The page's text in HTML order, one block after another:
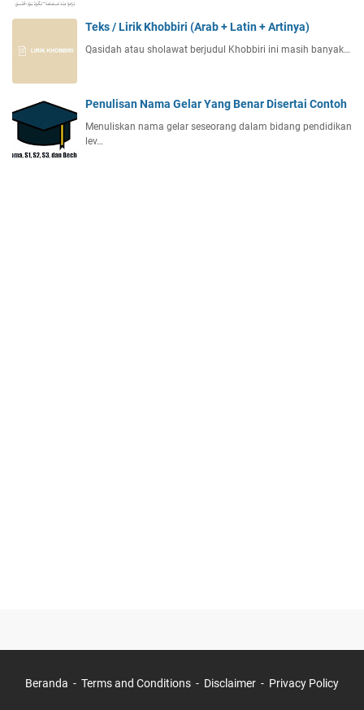
Teks / Lirik Khobbiri (Arab + Latin + Artinya)
Qasidah atau sholawat berjudul Khobbiri ini masih banyak…
Penulisan Nama Gelar Yang Benar Disertai Contoh
Menuliskan nama gelar seseorang dalam bidang pendidikan
lev…
Beranda Terms and Conditions Disclaimer Privacy Policy